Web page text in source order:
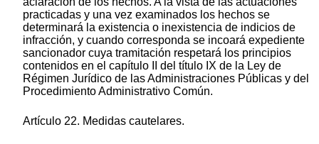
practicadas y una vez examinados los hechos se
determinará la existencia o inexistencia de indicios de
infracción, y cuando corresponda se incoará expediente
sancionador cuya tramitación respetará los principios
contenidos en el capítulo II del título IX de la Ley de
Régimen Jurídico de las Administraciones Públicas y del
Procedimiento Administrativo Común.
Artículo 22. Medidas cautelares.